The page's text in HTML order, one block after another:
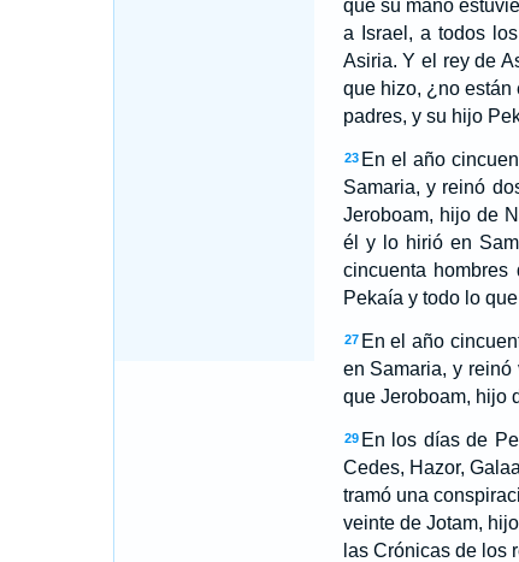
que su mano
a Israel, a todos
Asiria. Y el rey de
que hizo, ¿no están
padres, y su hijo
23 En el año
Samaria, y reinó
Jeroboam, hijo de
él y lo hirió en
cincuenta
Pekaía y todo lo
27 En el año
en Samaria, y reinó
que Jeroboam, hijo
29 En los días de
Cedes, Hazor,
tramó una
veinte de Jotam,
las Crónicas de los